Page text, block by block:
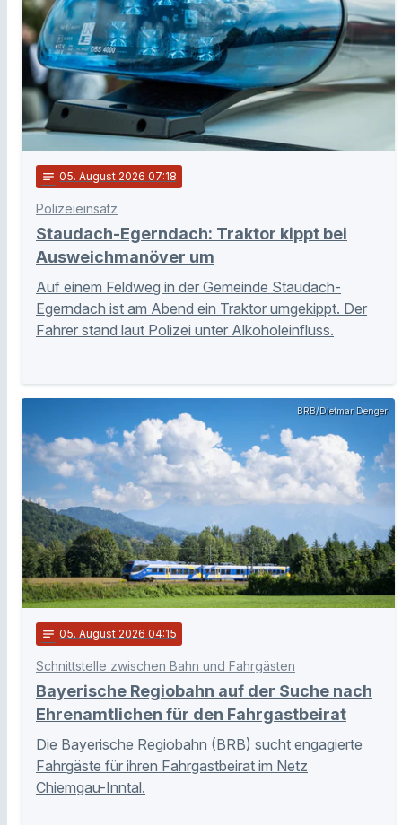
notes 05. August 2026 07:18
Polizeieinsatz
Staudach-Egerndach: Traktor kippt bei
Ausweichmanöver um
Auf einem Feldweg in der Gemeinde Staudach-
Egerndach ist am Abend ein Traktor umgekippt. Der
Fahrer stand laut Polizei unter Alkoholeinfluss.
BRB/Dietmar Denger
notes 05. August 2026 04:15
Schnittstelle zwischen Bahn und Fahrgästen
Bayerische Regiobahn auf der Suche nach
Ehrenamtlichen für den Fahrgastbeirat
Die Bayerische Regiobahn (BRB) sucht engagierte
Fahrgäste für ihren Fahrgastbeirat im Netz
Chiemgau-Inntal.